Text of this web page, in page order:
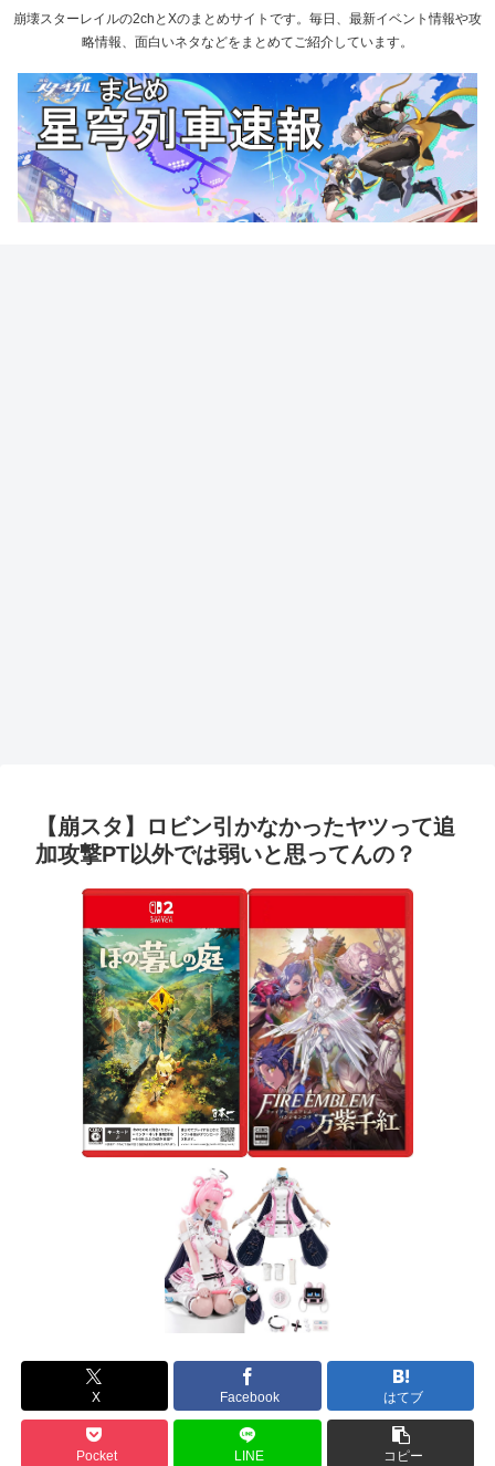
崩壊スターレイルの2chとXのまとめサイトです。毎日、最新イベント情報や攻
略情報、面白いネタなどをまとめてご紹介しています。
【崩スタ】ロビン引かなかったヤツって追
加攻撃PT以外では弱いと思ってんの？
X Facebook はてブ
Pocket LINE コピー